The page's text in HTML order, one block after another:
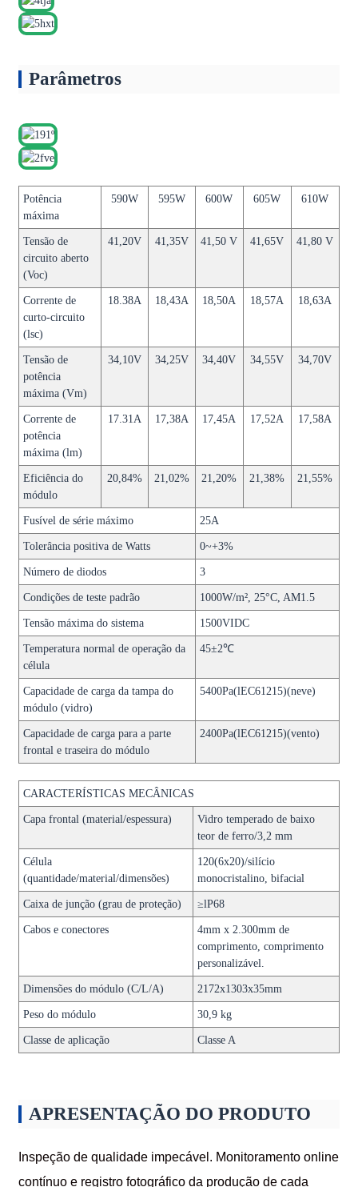
Parâmetros
Potência
máxima
590W 595W 600W 605W 610W
Tensão de
circuito aberto
(Voc)
41,20V 41,35V 41,50 V 41,65V 41,80 V
Corrente de
curto-circuito
(lsc)
18.38A 18,43A 18,50A 18,57A 18,63A
Tensão de
potência
máxima (Vm)
34,10V 34,25V 34,40V 34,55V 34,70V
Corrente de
potência
máxima (lm)
17.31A 17,38A 17,45A 17,52A 17,58A
Eficiência do
módulo
20,84% 21,02% 21,20% 21,38% 21,55%
Fusível de série máximo 25A
Tolerância positiva de Watts 0~+3%
Número de diodos 3
Condições de teste padrão 1000W/m², 25°C, AM1.5
Tensão máxima do sistema 1500VIDC
Temperatura normal de operação da
célula
45±2℃
Capacidade de carga da tampa do
módulo (vidro)
5400Pa(lEC61215)(neve)
Capacidade de carga para a parte
frontal e traseira do módulo
2400Pa(lEC61215)(vento)
CARACTERÍSTICAS MECÂNICAS
Capa frontal (material/espessura)
Vidro temperado de baixo
teor de ferro/3,2 mm
Célula
(quantidade/material/dimensões)
120(6x20)/silício
monocristalino, bifacial
Caixa de junção (grau de proteção) ≥lP68
Cabos e conectores
4mm x 2.300mm de
comprimento, comprimento
personalizável.
Dimensões do módulo (C/L/A) 2172x1303x35mm
Peso do módulo 30,9 kg
Classe de aplicação Classe A
APRESENTAÇÃO DO PRODUTO
Inspeção de qualidade impecável. Monitoramento online
contínuo e registro fotográfico da produção de cada